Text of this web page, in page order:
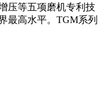
压等五项磨机专利技
最高水平。TGM系列